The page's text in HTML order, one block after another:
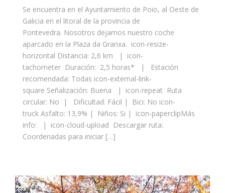
Se encuentra en el Ayuntamiento de Poio, al Oeste de
Galicia en el litoral de la provincia de
Pontevedra. Nosotros dejamos nuestro coche
aparcado en la Plaza da Granxa. icon-resize-
horizontal Distancia: 2,6 km | icon-
tachometer Duración: 2,5 horas* | Estación
recomendada: Todas icon-external-link-
square Señalización: Buena | icon-repeat Ruta
circular: No | Dificultad: Fácil | Bici: No icon-
truck Asfalto: 13,9% | Niños: Si | icon-paperclipMás
info: | icon-cloud-upload Descargar ruta:
Coordenadas para iniciar […]